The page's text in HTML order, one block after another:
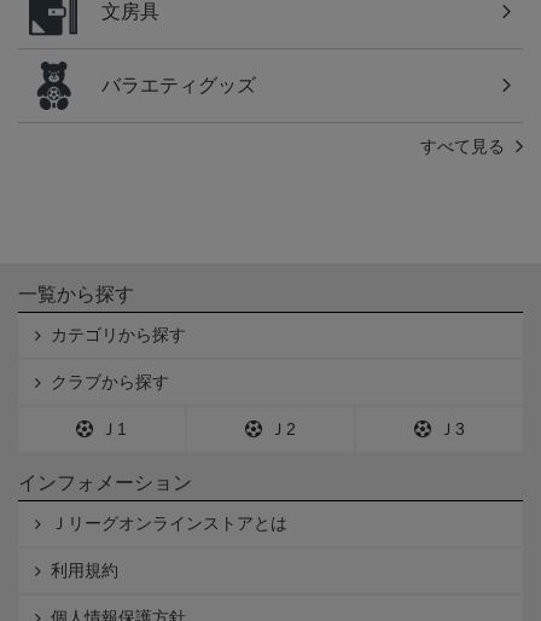
文房具
バラエティグッズ
すべて見る
一覧から探す
カテゴリから探す
クラブから探す
Ｊ1 Ｊ2 Ｊ3
インフォメーション
Ｊリーグオンラインストアとは
利用規約